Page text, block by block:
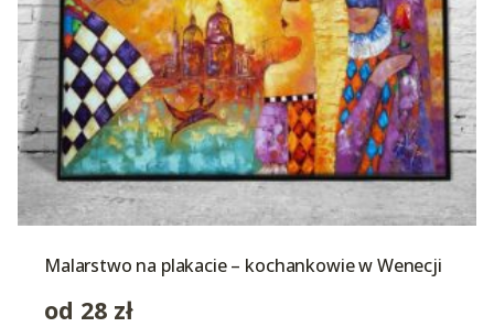
Malarstwo na plakacie – kochankowie w Wenecji
od 28 zł